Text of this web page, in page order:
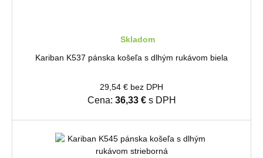
Skladom
Kariban K537 pánska košeľa s dlhým rukávom biela
29,54 € bez DPH
Cena: 36,33 €s DPH